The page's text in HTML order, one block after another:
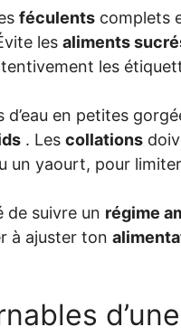
féculents complets
les aliments
les
d’eau en petites
. Les collations
un yaourt, pour
de suivre un régime
à ajuster ton